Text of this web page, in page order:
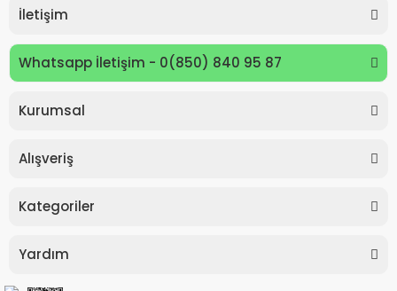
İletişim
Whatsapp İletişim - 0(850) 840 95 87
Kurumsal
Alışveriş
Kategoriler
Yardım